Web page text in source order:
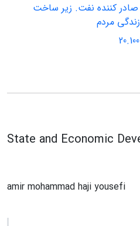
کننده نفت. زیر ساخت
مردم
State and Economic
amir mohammad haji yousefi